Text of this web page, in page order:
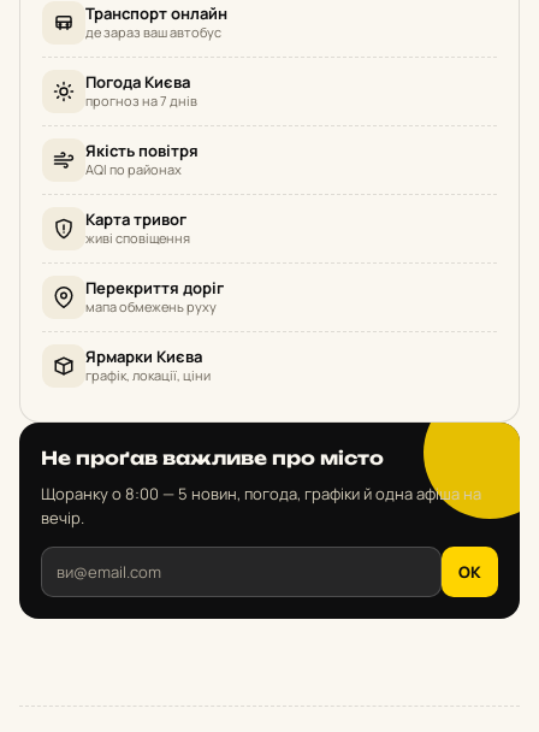
Транспорт онлайн
де зараз ваш автобус
Погода Києва
прогноз на 7 днів
Якість повітря
AQI по районах
Карта тривог
живі сповіщення
Перекриття доріг
мапа обмежень руху
Ярмарки Києва
графік, локації, ціни
Не проґав важливе про місто
Щоранку о 8:00 — 5 новин, погода, графіки й одна афіша на
вечір.
OK